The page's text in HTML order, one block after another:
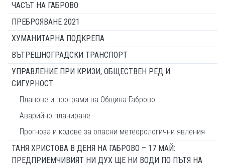
ЧАСЪТ НА ГАБРОВО
ПРЕБРОЯВАНЕ 2021
ХУМАНИТАРНА ПОДКРЕПА
ВЪТРЕШНОГРАДСКИ ТРАНСПОРТ
УПРАВЛЕНИЕ ПРИ КРИЗИ, ОБЩЕСТВЕН РЕД И
СИГУРНОСТ
Планове и програми на Община Габрово
Аварийно планиране
Прогноза и кодове за опасни метеорологични явления
ТАНЯ ХРИСТОВА В ДЕНЯ НА ГАБРОВО – 17 МАЙ:
ПРЕДПРИЕМЧИВИЯТ НИ ДУХ ЩЕ НИ ВОДИ ПО ПЪТЯ НА